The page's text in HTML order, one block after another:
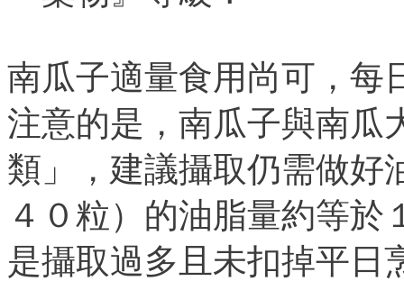
南瓜子適量食用尚可，每
注意的是，南瓜子與南瓜
類」，建議攝取仍需做好
４０粒）的油脂量約等
是攝取過多且未扣掉平日